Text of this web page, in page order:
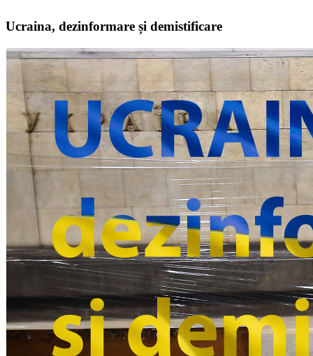
Ucraina, dezinformare și demistificare